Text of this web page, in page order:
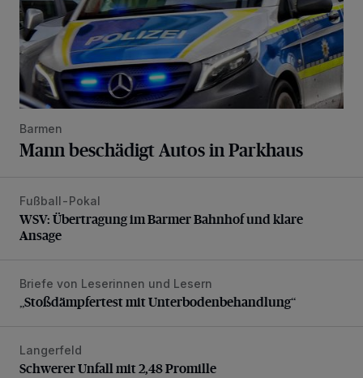
Barmen
Mann beschädigt Autos in Parkhaus
WSV: Übertragung im Barmer Bahnhof und klare Ansage
Fußball-Pokal
WSV: Übertragung im Barmer Bahnhof und klare
Ansage
„Stoßdämpfertest mit Unterbodenbehandlung“
Briefe von Leserinnen und Lesern
„Stoßdämpfertest mit Unterbodenbehandlung“
Schwerer Unfall mit 2,48 Promille
Langerfeld
Schwerer Unfall mit 2,48 Promille